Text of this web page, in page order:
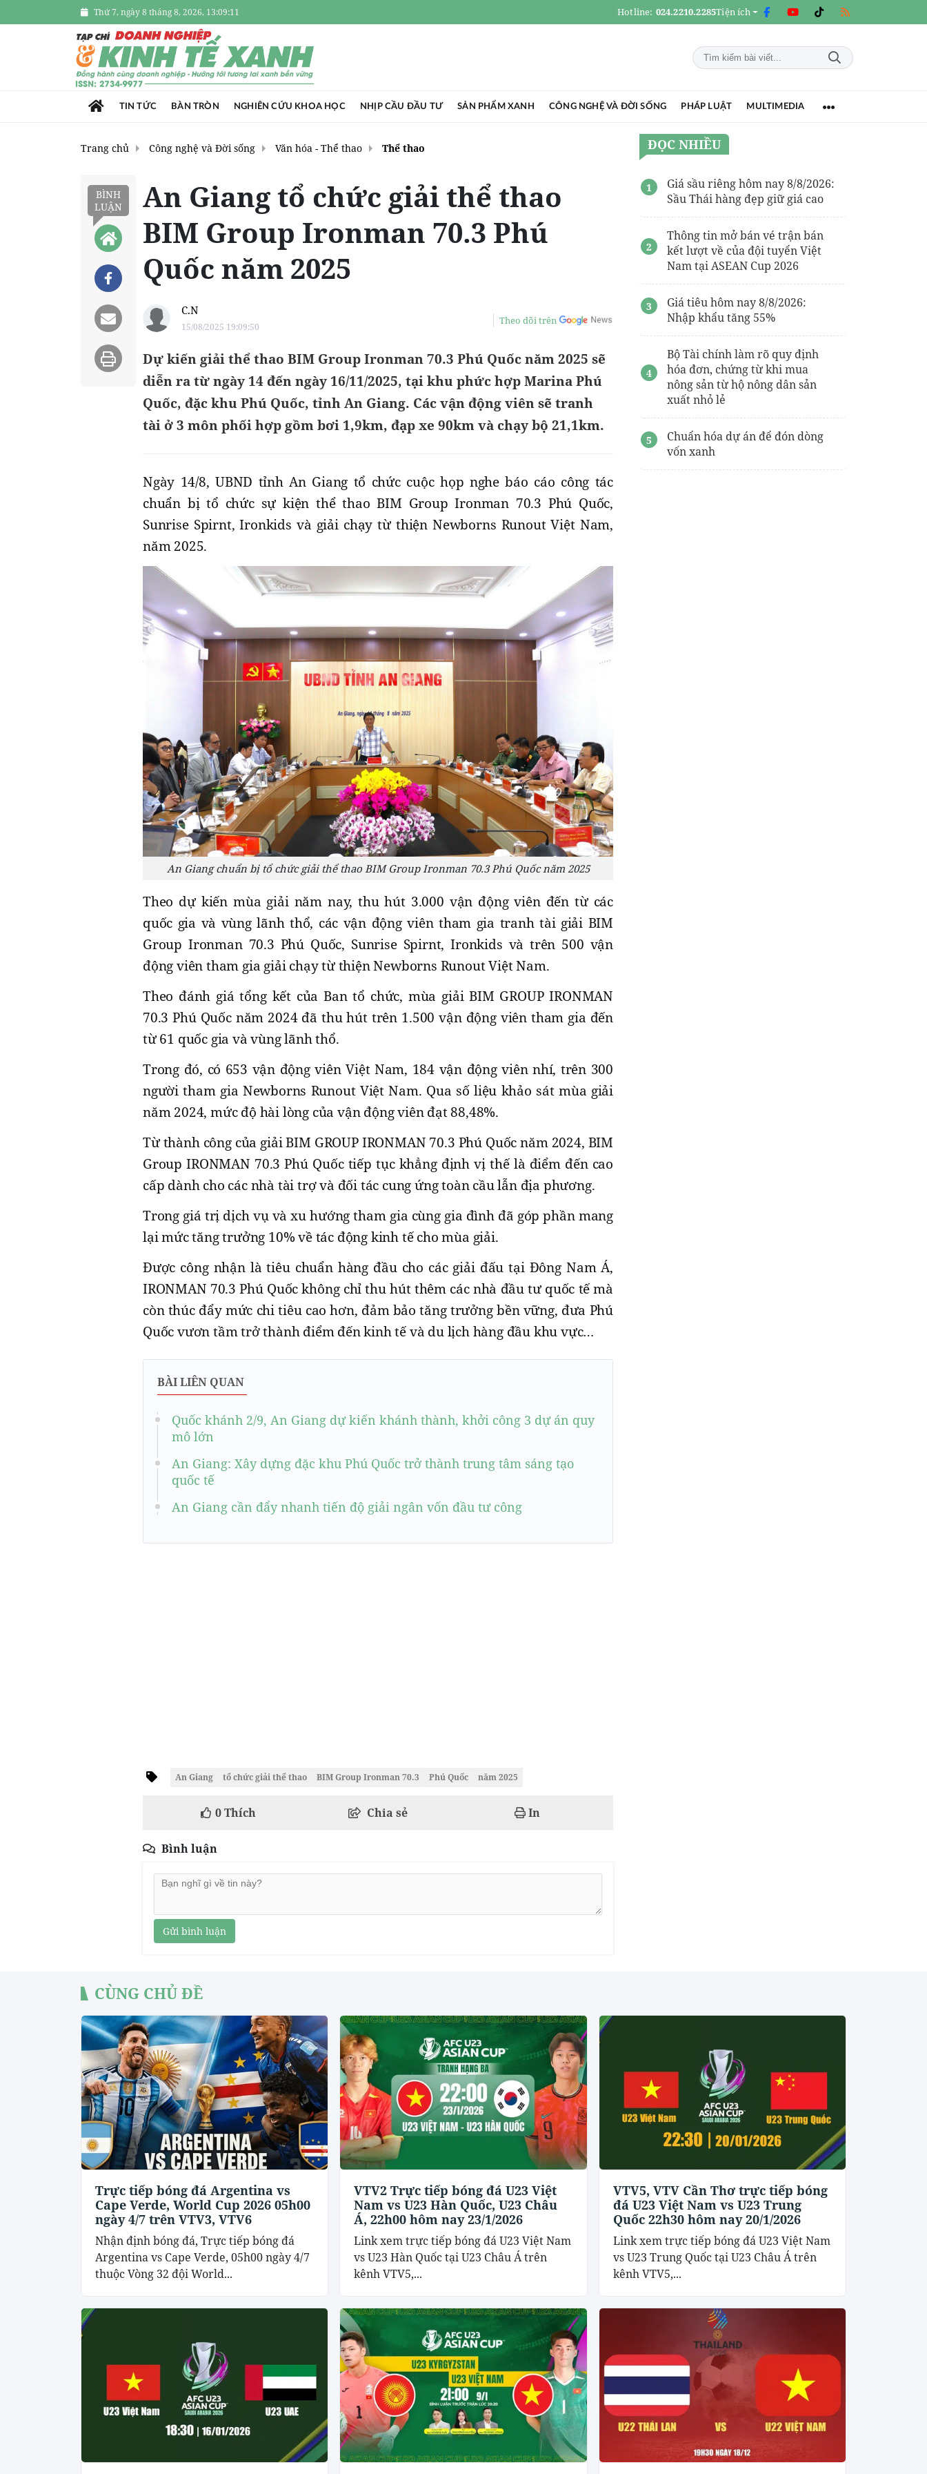
Thứ 7, ngày 8 tháng 8, 2026, 13:09:12 Hotline: 024.2210.2285Tiện ích
TIN TỨC BÀN TRÒN NGHIÊN CỨU KHOA HỌC NHỊP CẦU ĐẦU TƯ SẢN PHẨM XANH CÔNG NGHỆ VÀ ĐỜI SỐNG PHÁP LUẬT MULTIMEDIA
Trang chủ Công nghệ và Đời sống Văn hóa - Thể thao Thể thao
BÌNH
LUẬN
An Giang tổ chức giải thể thao
BIM Group Ironman 70.3 Phú
Quốc năm 2025
C.N
15/08/2025 19:09:50
Theo dõi trên
Dự kiến giải thể thao BIM Group Ironman 70.3 Phú Quốc năm 2025 sẽ
diễn ra từ ngày 14 đến ngày 16/11/2025, tại khu phức hợp Marina Phú
Quốc, đặc khu Phú Quốc, tỉnh An Giang. Các vận động viên sẽ tranh
tài ở 3 môn phối hợp gồm bơi 1,9km, đạp xe 90km và chạy bộ 21,1km.
Ngày 14/8, UBND tỉnh An Giang tổ chức cuộc họp nghe báo cáo công tác
chuẩn bị tổ chức sự kiện thể thao BIM Group Ironman 70.3 Phú Quốc,
Sunrise Spirnt, Ironkids và giải chạy từ thiện Newborns Runout Việt Nam,
năm 2025.
An Giang chuẩn bị tổ chức giải thể thao BIM Group Ironman 70.3 Phú Quốc năm 2025
Theo dự kiến mùa giải năm nay, thu hút 3.000 vận động viên đến từ các
quốc gia và vùng lãnh thổ, các vận động viên tham gia tranh tài giải BIM
Group Ironman 70.3 Phú Quốc, Sunrise Spirnt, Ironkids và trên 500 vận
động viên tham gia giải chạy từ thiện Newborns Runout Việt Nam.
Theo đánh giá tổng kết của Ban tổ chức, mùa giải BIM GROUP IRONMAN
70.3 Phú Quốc năm 2024 đã thu hút trên 1.500 vận động viên tham gia đến
từ 61 quốc gia và vùng lãnh thổ.
Trong đó, có 653 vận động viên Việt Nam, 184 vận động viên nhí, trên 300
người tham gia Newborns Runout Việt Nam. Qua số liệu khảo sát mùa giải
năm 2024, mức độ hài lòng của vận động viên đạt 88,48%.
Từ thành công của giải BIM GROUP IRONMAN 70.3 Phú Quốc năm 2024, BIM
Group IRONMAN 70.3 Phú Quốc tiếp tục khẳng định vị thế là điểm đến cao
cấp dành cho các nhà tài trợ và đối tác cung ứng toàn cầu lẫn địa phương.
Trong giá trị dịch vụ và xu hướng tham gia cùng gia đình đã góp phần mang
lại mức tăng trưởng 10% về tác động kinh tế cho mùa giải.
Được công nhận là tiêu chuẩn hàng đầu cho các giải đấu tại Đông Nam Á,
IRONMAN 70.3 Phú Quốc không chỉ thu hút thêm các nhà đầu tư quốc tế mà
còn thúc đẩy mức chi tiêu cao hơn, đảm bảo tăng trưởng bền vững, đưa Phú
Quốc vươn tầm trở thành điểm đến kinh tế và du lịch hàng đầu khu vực…
BÀI LIÊN QUAN
Quốc khánh 2/9, An Giang dự kiến khánh thành, khởi công 3 dự án quy
mô lớn
An Giang: Xây dựng đặc khu Phú Quốc trở thành trung tâm sáng tạo
quốc tế
An Giang cần đẩy nhanh tiến độ giải ngân vốn đầu tư công
An Giang tổ chức giải thể thao BIM Group Ironman 70.3 Phú Quốc năm 2025
0Thích Chia sẻ In
Bình luận
Gửi bình luận
ĐỌC NHIỀU
Giá sầu riêng hôm nay 8/8/2026:
Sầu Thái hàng đẹp giữ giá cao
Thông tin mở bán vé trận bán
kết lượt về của đội tuyển Việt
Nam tại ASEAN Cup 2026
Giá tiêu hôm nay 8/8/2026:
Nhập khẩu tăng 55%
Bộ Tài chính làm rõ quy định
hóa đơn, chứng từ khi mua
nông sản từ hộ nông dân sản
xuất nhỏ lẻ
Chuẩn hóa dự án để đón dòng
vốn xanh
CÙNG CHỦ ĐỀ
Trực tiếp bóng đá Argentina vs
Cape Verde, World Cup 2026 05h00
ngày 4/7 trên VTV3, VTV6
Nhận định bóng đá, Trực tiếp bóng đá
Argentina vs Cape Verde, 05h00 ngày 4/7
thuộc Vòng 32 đội World...
VTV2 Trực tiếp bóng đá U23 Việt
Nam vs U23 Hàn Quốc, U23 Châu
Á, 22h00 hôm nay 23/1/2026
Link xem trực tiếp bóng đá U23 Việt Nam
vs U23 Hàn Quốc tại U23 Châu Á trên
kênh VTV5,...
VTV5, VTV Cần Thơ trực tiếp bóng
đá U23 Việt Nam vs U23 Trung
Quốc 22h30 hôm nay 20/1/2026
Link xem trực tiếp bóng đá U23 Việt Nam
vs U23 Trung Quốc tại U23 Châu Á trên
kênh VTV5,...